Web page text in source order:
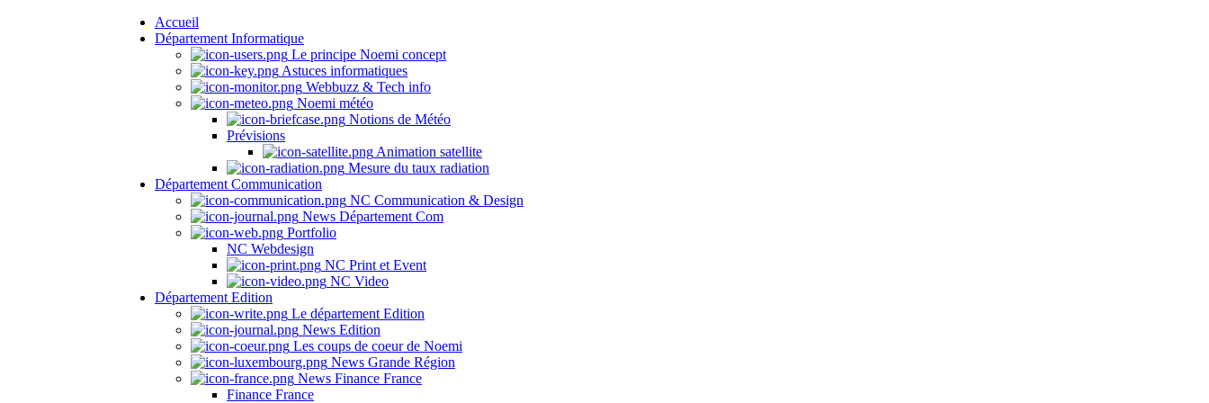
Accueil
Département Informatique
Le principe Noemi concept
Astuces informatiques
Webbuzz & Tech info
Noemi météo
Notions de Météo
Prévisions
Animation satellite
Mesure du taux radiation
Département Communication
NC Communication & Design
News Département Com
Portfolio
NC Webdesign
NC Print et Event
NC Video
Département Edition
Le département Edition
News Edition
Les coups de coeur de Noemi
News Grande Région
News Finance France
Finance France